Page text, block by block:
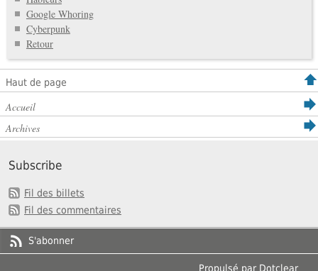
Google Whoring
Cyberpunk
Retour
Haut de page
Accueil
Archives
Subscribe
Fil des billets
Fil des commentaires
S'abonner
Propulsé par Dotclear